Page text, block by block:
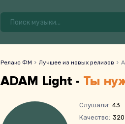
Релакс ФМ Лучшее из новых релизов
ADAM Light - Ты
Слушали: 43
Качество: